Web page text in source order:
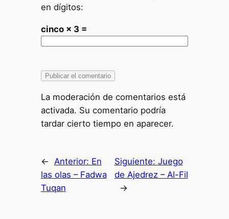
en dígitos:
cinco × 3 =
La moderación de comentarios está
activada. Su comentario podría
tardar cierto tiempo en aparecer.
← Anterior: En
las olas – Fadwa
Tuqan
Siguiente: Juego
de Ajedrez – Al-Fil
→